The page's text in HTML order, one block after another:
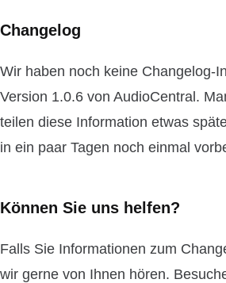
Changelog
Wir haben noch keine Changelog-
Version 1.0.6 von AudioCentral.
teilen diese Information etwas
in ein paar Tagen noch einmal
Können Sie uns helfen?
Falls Sie Informationen zum
wir gerne von Ihnen hören.